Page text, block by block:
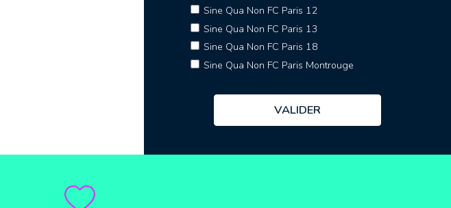
Sine Qua Non FC Paris 12
Sine Qua Non FC Paris 13
Sine Qua Non FC Paris 18
Sine Qua Non FC Paris Montrouge